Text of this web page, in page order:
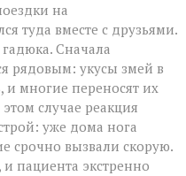
на
туда вместе с друзьями.
Сначала
рядовым: укусы змей в
и многие переносят их
случае реакция
уже дома нога
срочно вызвали скорую.
пациента экстренно